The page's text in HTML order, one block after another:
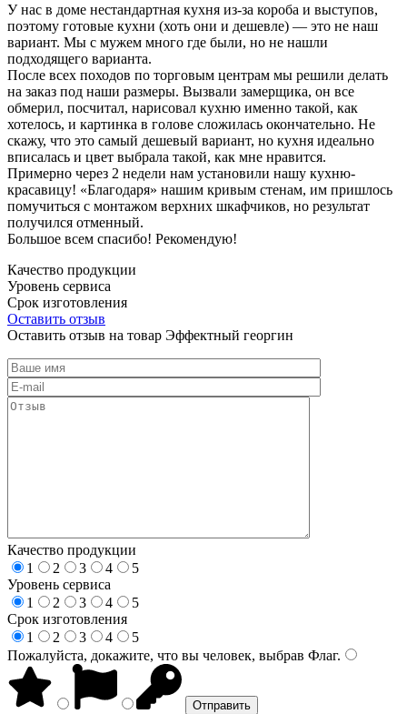
У нас в доме нестандартная кухня из-за короба и выступов,
поэтому готовые кухни (хоть они и дешевле) — это не наш
вариант. Мы с мужем много где были, но не нашли
подходящего варианта.
После всех походов по торговым центрам мы решили делать
на заказ под наши размеры. Вызвали замерщика, он все
обмерил, посчитал, нарисовал кухню именно такой, как
хотелось, и картинка в голове сложилась окончательно. Не
скажу, что это самый дешевый вариант, но кухня идеально
вписалась и цвет выбрала такой, как мне нравится.
Примерно через 2 недели нам установили нашу кухню-
красавицу! «Благодаря» нашим кривым стенам, им пришлось
помучиться с монтажом верхних шкафчиков, но результат
получился отменный.
Большое всем спасибо! Рекомендую!
Качество продукции
Уровень сервиса
Срок изготовления
Оставить отзыв
Оставить отзыв на товар Эффектный георгин
Качество продукции
1
2 3 4
5
Уровень сервиса
1
2 3 4
5
Срок изготовления
1
2 3 4
5
Пожалуйста, докажите, что вы человек, выбрав Флаг.